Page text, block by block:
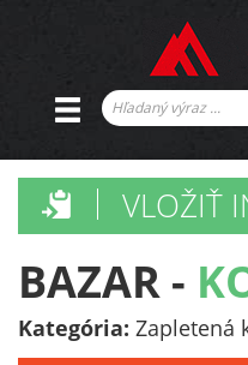
VLOŽIŤ
BAZAR -
Kategória: Zapletená